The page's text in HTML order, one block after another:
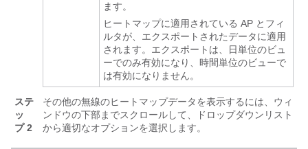
ます。
ヒートマップに適用されている AP とフィ
ルタが、エクスポートされたデータに適用
されます。エクスポートは、日単位のビュ
ーでのみ有効になり、時間単位のビューで
は有効になりません。
ステ
ッ
プ 2
その他の無線のヒートマップデータを表示するには、ウィ
ンドウの下部までスクロールして、ドロップダウンリスト
から適切なオプションを選択します。